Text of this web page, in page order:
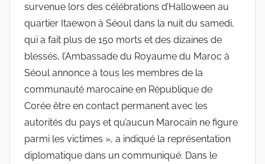
survenue lors des célébrations d’Halloween au
quartier Itaewon à Séoul dans la nuit du samedi,
qui a fait plus de 150 morts et des dizaines de
blessés, l’Ambassade du Royaume du Maroc à
Séoul annonce à tous les membres de la
communauté marocaine en République de
Corée être en contact permanent avec les
autorités du pays et qu’aucun Marocain ne figure
parmi les victimes », a indiqué la représentation
diplomatique dans un communiqué. Dans le